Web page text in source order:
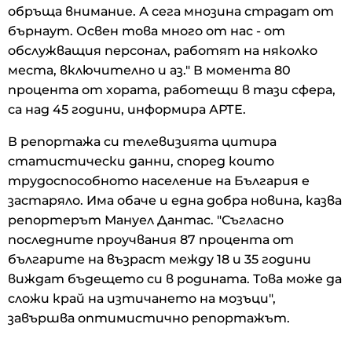
обръща внимание. А сега мнозина страдат от
бърнаут. Освен това много от нас - от
обслужващия персонал, работят на няколко
места, включително и аз." В момента 80
процента от хората, работещи в тази сфера,
са над 45 години, информира АРТЕ.
В репортажа си телевизията цитира
статистически данни, според които
трудоспособното население на България е
застаряло. Има обаче и една добра новина, казва
репортерът Мануел Дантас. "Съгласно
последните проучвания 87 процента от
българите на възраст между 18 и 35 години
виждат бъдещето си в родината. Това може да
сложи край на изтичането на мозъци",
завършва оптимистично репортажът.